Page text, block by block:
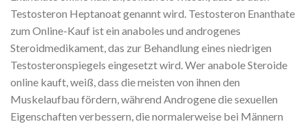
Testosteron Heptanoat genannt wird. Testosteron Enanthate
zum Online-Kauf ist ein anaboles und androgenes
Steroidmedikament, das zur Behandlung eines niedrigen
Testosteronspiegels eingesetzt wird. Wer anabole Steroide
online kauft, weiß, dass die meisten von ihnen den
Muskelaufbau fördern, während Androgene die sexuellen
Eigenschaften verbessern, die normalerweise bei Männern